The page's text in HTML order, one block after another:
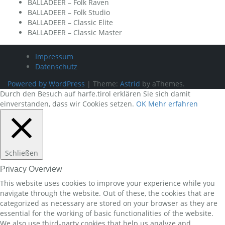
BALLADEER – Folk Raven
BALLADEER – Folk Studio
BALLADEER – Classic Elite
BALLADEER – Classic Master
Impressum
Datenschutz
Powered by WordPress | Theme: Astrid by aThemes.
Durch den Besuch auf harfe.tirol erklären Sie sich damit
einverstanden, dass wir Cookies setzen. OK Mehr erfahren
Schließen
Privacy Overview
This website uses cookies to improve your experience while you
navigate through the website. Out of these, the cookies that are
categorized as necessary are stored on your browser as they are
essential for the working of basic functionalities of the website.